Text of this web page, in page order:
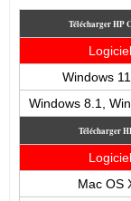
Télécharger HP
Windows
Windows 8.1,
Télécharger
Mac OS